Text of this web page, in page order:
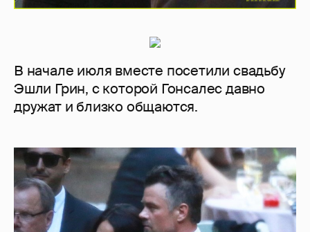
В начале июля вместе посетили свадьбу
Эшли Грин, с которой Гонсалес давно
дружат и близко общаются.